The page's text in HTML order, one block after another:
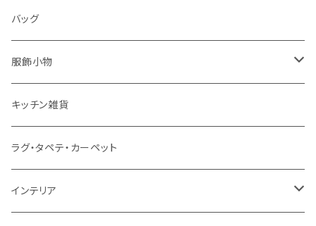
パソコンケース
バッグ
服飾小物
ストール
ベルト
キーホルダー
キッチン雑貨
ラグ・タペテ・カーペット
インテリア